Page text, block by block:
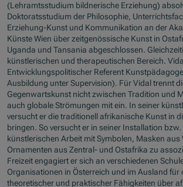
(Lehramtsstudium bildnerische Erziehung)
Doktoratsstudium der Philosophie,
Erziehung-Kunst und Kommunikation an der
Künste Wien über zeitgenössische Kunst in
Uganda und Tansania abgeschlossen.
künstlerischen und therapeutischen Bereich.
Entwicklungspolitischer Referent
Ausbildung unter Supervision). Für Vidal trennt
Gegenwartskunst nicht zwischen Tradition und
auch globale Strömungen mit ein. In seiner
versucht er die traditionell afrikanische Kunst in
bringen. So versucht er in seiner Installation bzw.
künstlerischen Arbeit mit Symbolen, Masken aus
Ornamenten aus Zentral- und Ostafrika zu
Freizeit engagiert er sich an verschiedenen
Organisationen in Österreich und im Ausland für
theoretischer und praktischer Fähigkeiten über